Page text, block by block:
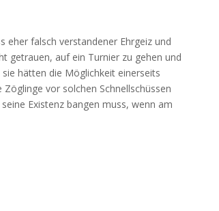
falsch verstandener Ehrgeiz und
getrauen, auf ein Turnier zu gehen und
hätten die Möglichkeit einerseits
vor solchen Schnellschüssen
Existenz bangen muss, wenn am